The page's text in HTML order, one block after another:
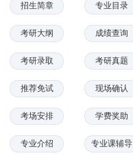
招生简章 专业目录
考研大纲 成绩查询
考研录取 考研真题
推荐免试 现场确认
考场安排 学费奖助
专业介绍 专业课辅导